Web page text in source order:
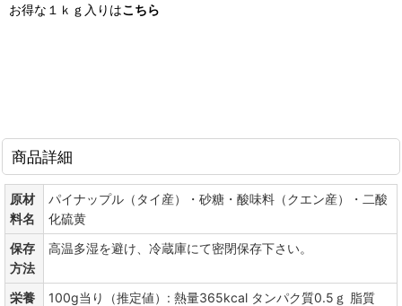
お得な１ｋｇ入りはこちら
商品詳細
原材
料名
パイナップル（タイ産）・砂糖・酸味料（クエン産）・二酸
化硫黄
保存
方法
高温多湿を避け、冷蔵庫にて密閉保存下さい。
栄養
100g当り（推定値）: 熱量365kcal タンパク質0.5ｇ 脂質